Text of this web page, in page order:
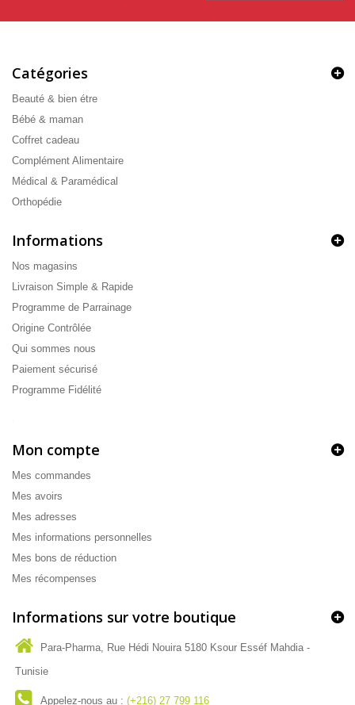
Catégories
Beauté & bien étre
Bébé & maman
Coffret cadeau
Complément Alimentaire
Médical & Paramédical
Orthopédie
Informations
Nos magasins
Livraison Simple & Rapide
Programme de Parrainage
Origine Contrôlée
Qui sommes nous
Paiement sécurisé
Programme Fidélité
Mon compte
Mes commandes
Mes avoirs
Mes adresses
Mes informations personnelles
Mes bons de réduction
Mes récompenses
Informations sur votre boutique
Para-Pharma, Rue Hédi Nouira 5180 Ksour Esséf Mahdia -
Tunisie
Appelez-nous au : (+216) 27 799 116